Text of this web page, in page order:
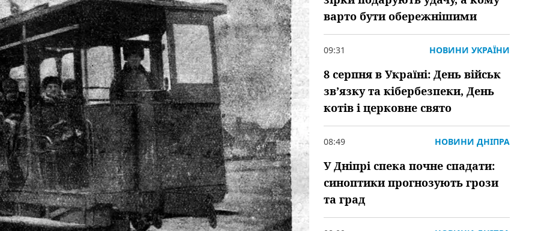
варто бути обережнішими
09:31 НОВИНИ УКРАЇНИ
8 серпня в Україні: День військ
зв’язку та кібербезпеки, День
котів і церковне свято
08:49 НОВИНИ ДНІПРА
У Дніпрі спека почне спадати:
синоптики прогнозують грози
та град